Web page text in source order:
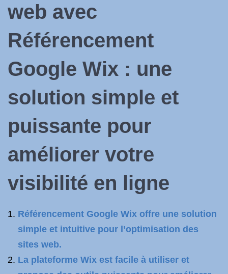
web avec
Référencement
Google Wix : une
solution simple et
puissante pour
améliorer votre
visibilité en ligne
Référencement Google Wix offre une solution
simple et intuitive pour l’optimisation des
sites web.
La plateforme Wix est facile à utiliser et